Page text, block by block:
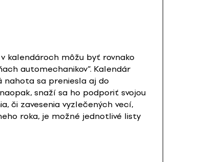
kalendároch môžu byť rovnako
automechanikov“. Kalendár
nahota sa preniesla aj do
snaží sa ho podporiť svojou
či zavesenia vyzlečených vecí,
roka, je možné jednotlivé listy